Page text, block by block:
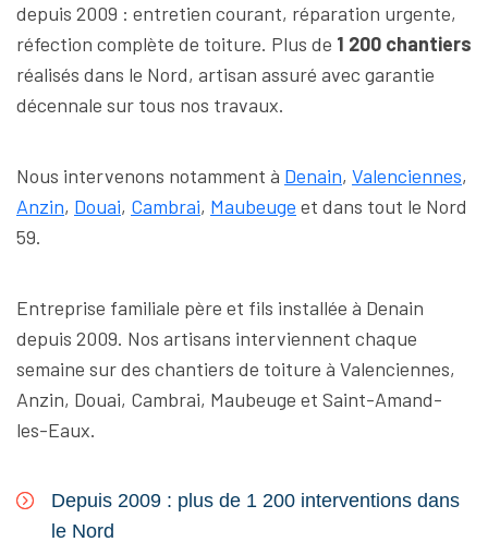
depuis 2009 : entretien courant, réparation urgente,
réfection complète de toiture. Plus de 1 200 chantiers
réalisés dans le Nord, artisan assuré avec garantie
décennale sur tous nos travaux.
Nous intervenons notamment à Denain, Valenciennes,
Anzin, Douai, Cambrai, Maubeuge et dans tout le Nord
59.
Entreprise familiale père et fils installée à Denain
depuis 2009. Nos artisans interviennent chaque
semaine sur des chantiers de toiture à Valenciennes,
Anzin, Douai, Cambrai, Maubeuge et Saint-Amand-
les-Eaux.
Depuis 2009 : plus de 1 200 interventions dans
le Nord